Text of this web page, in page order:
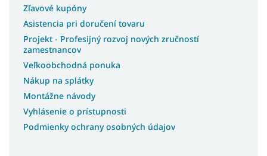
Zľavové kupóny
Asistencia pri doručení tovaru
Projekt - Profesijný rozvoj nových zručností
zamestnancov
Veľkoobchodná ponuka
Nákup na splátky
Montážne návody
Vyhlásenie o prístupnosti
Podmienky ochrany osobných údajov